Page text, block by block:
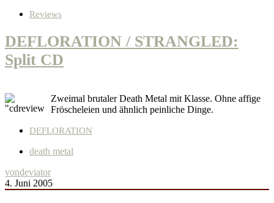
Reviews
DEFLORATION / STRANGLED:
Split CD
Zweimal brutaler Death Metal mit Klasse. Ohne affige
Fröscheleien und ähnlich peinliche Dinge.
DEFLORATION
death metal
vondeviator
4. Juni 2005